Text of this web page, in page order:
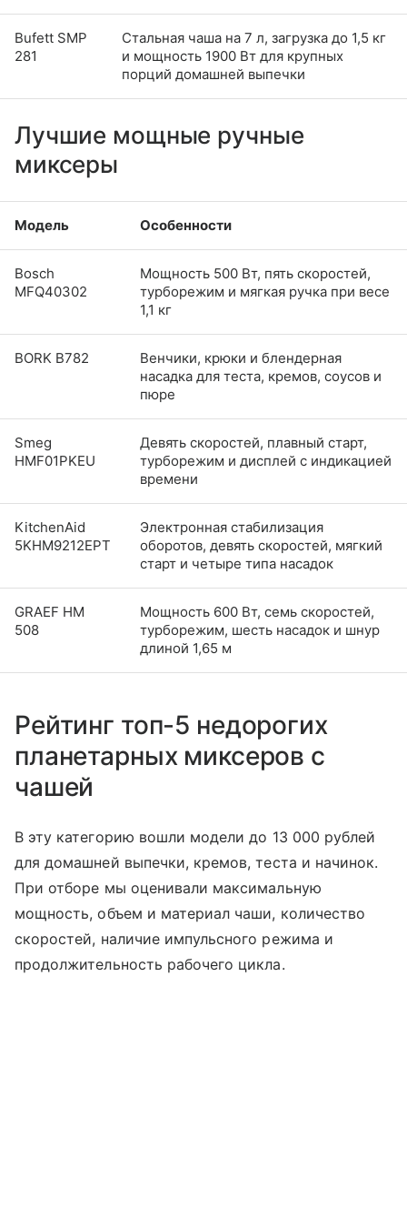
Bufett SMP
281
Стальная чаша на 7 л, загрузка до 1,5 кг
и мощность 1900 Вт для крупных
порций домашней выпечки
Лучшие мощные ручные
миксеры
Модель Особенности
Bosch
MFQ40302
Мощность 500 Вт, пять скоростей,
турборежим и мягкая ручка при весе
1,1 кг
BORK B782
Венчики, крюки и блендерная
насадка для теста, кремов, соусов и
пюре
Smeg
HMF01PKEU
Девять скоростей, плавный старт,
турборежим и дисплей с индикацией
времени
KitchenAid
5KHM9212EPT
Электронная стабилизация
оборотов, девять скоростей, мягкий
старт и четыре типа насадок
GRAEF HM
508
Мощность 600 Вт, семь скоростей,
турборежим, шесть насадок и шнур
длиной 1,65 м
Рейтинг топ-5 недорогих
планетарных миксеров с
чашей
В эту категорию вошли модели до 13 000 рублей
для домашней выпечки, кремов, теста и начинок.
При отборе мы оценивали максимальную
мощность, объем и материал чаши, количество
скоростей, наличие импульсного режима и
продолжительность рабочего цикла.